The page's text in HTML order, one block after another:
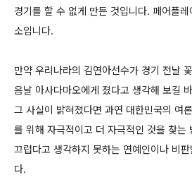
경기를 할 수 없게 만든 것입니다. 페어플
소입니다.
만약 우리나라의 김연아선수가 경기 전날
음날 아사다마오에게 졌다고 생각해 보길
그 사실이 밝혀졌다면 과연 대한민국의 여
를 위해 자극적이고 더 자극적인 것을 찾는
끄럽다고 생각하지 못하는 연예인이나 비
다.